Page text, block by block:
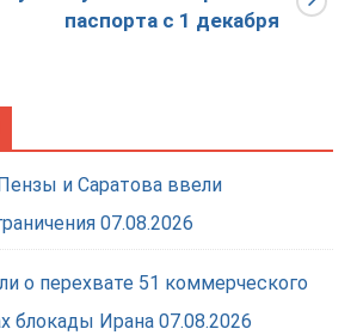
паспорта с 1 декабря
и Саратова ввели
07.08.2026
о перехвате 51 коммерческого
блокады Ирана 07.08.2026